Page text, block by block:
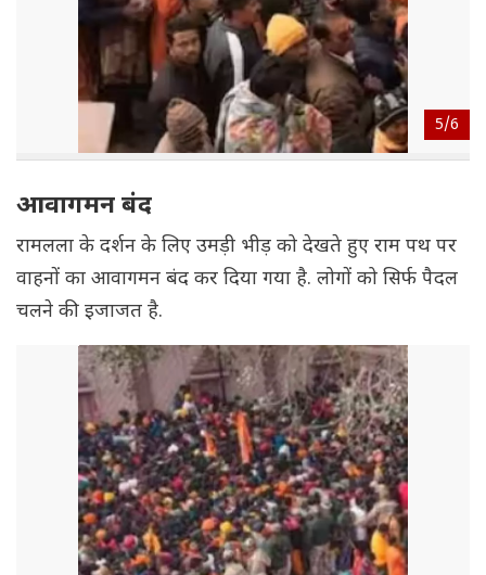
5/6
आवागमन बंद
रामलला के दर्शन के लिए उमड़ी भीड़ को देखते हुए राम पथ पर
वाहनों का आवागमन बंद कर दिया गया है. लोगों को सिर्फ पैदल
चलने की इजाजत है.